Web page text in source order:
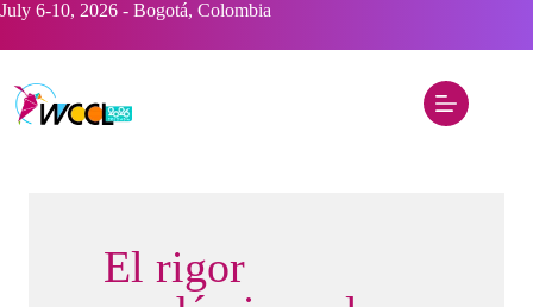
Saltar
contenido
July 6-10, 2026 - Bogotá, Colombia
El rigor